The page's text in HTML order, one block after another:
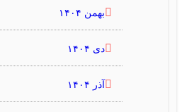
بهمن ۱۴۰۴